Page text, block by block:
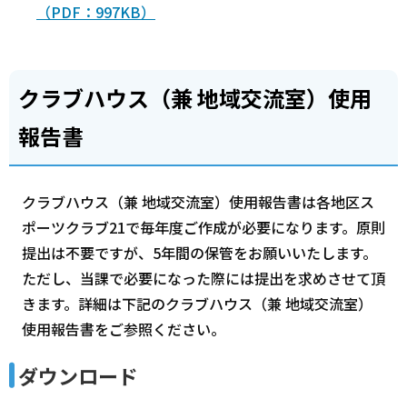
（PDF：997KB）
クラブハウス（兼 地域交流室）使用
報告書
クラブハウス（兼 地域交流室）使用報告書は各地区ス
ポーツクラブ21で毎年度ご作成が必要になります。原則
提出は不要ですが、5年間の保管をお願いいたします。
ただし、当課で必要になった際には提出を求めさせて頂
きます。詳細は下記のクラブハウス（兼 地域交流室）
使用報告書をご参照ください。
ダウンロード